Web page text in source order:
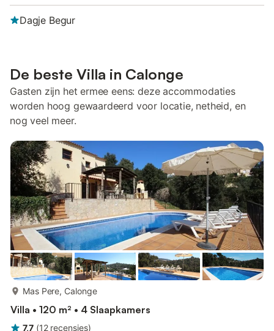
Dagje Begur
De beste Villa in Calonge
Gasten zijn het ermee eens: deze accommodaties
worden hoog gewaardeerd voor locatie, netheid, en
nog veel meer.
Mas Pere, Calonge
Villa • 120 m² • 4 Slaapkamers
7,7 (12 recensies)